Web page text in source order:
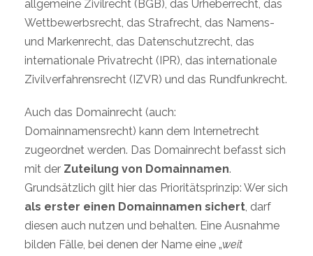
allgemeine Zivilrecht (BGB), das Urheberrecht, das
Wettbewerbsrecht, das Strafrecht, das Namens-
und Markenrecht, das Datenschutzrecht, das
internationale Privatrecht (IPR), das internationale
Zivilverfahrensrecht (IZVR) und das Rundfunkrecht.
Auch das Domainrecht (auch:
Domainnamensrecht) kann dem Internetrecht
zugeordnet werden. Das Domainrecht befasst sich
mit der Zuteilung von Domainnamen.
Grundsätzlich gilt hier das Prioritätsprinzip: Wer sich
als erster einen Domainnamen sichert, darf
diesen auch nutzen und behalten. Eine Ausnahme
bilden Fälle, bei denen der Name eine „weit